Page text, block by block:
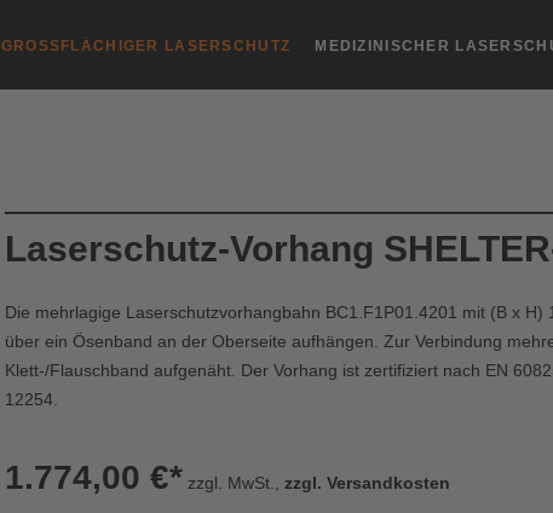
GROSSFLÄCHIGER LASERSCHUTZ MEDIZINISCHER
Laserschutz-Vorhang
Die mehrlagige Laserschutzvorhangbahn BC1.F1P01.4201 mit (B x H)
über ein Ösenband an der Oberseite aufhängen. Zur Verbindung
Klett-/Flauschband aufgenäht. Der Vorhang ist zertifiziert nach EN
12254.
1.774,00 €* zzgl. MwSt., zzgl. Versandkosten